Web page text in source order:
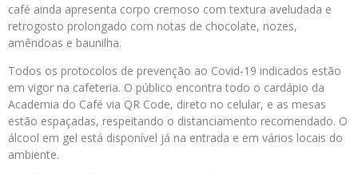
café ainda apresenta corpo cremoso com textura aveludada e
retrogosto prolongado com notas de chocolate, nozes,
amêndoas e baunilha.
Todos os protocolos de prevenção ao Covid-19 indicados estão
em vigor na cafeteria. O público encontra todo o cardápio da
Academia do Café via QR Code, direto no celular, e as mesas
estão espaçadas, respeitando o distanciamento recomendado. O
álcool em gel está disponível já na entrada e em vários locais do
ambiente.